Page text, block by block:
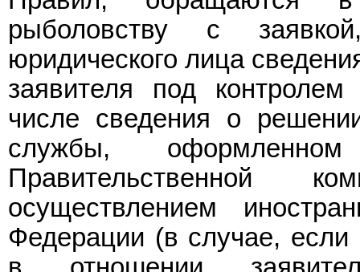
рыболовству с
юридического лица
заявителя под
числе сведения о
службы,
Правительственной
осуществлением
Федерации (в случае, если